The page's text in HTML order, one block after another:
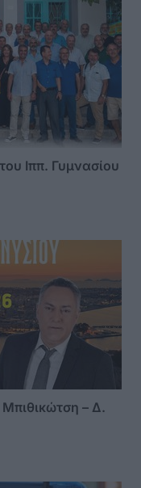
Ιππ. Γυμνασίου
– Δ.